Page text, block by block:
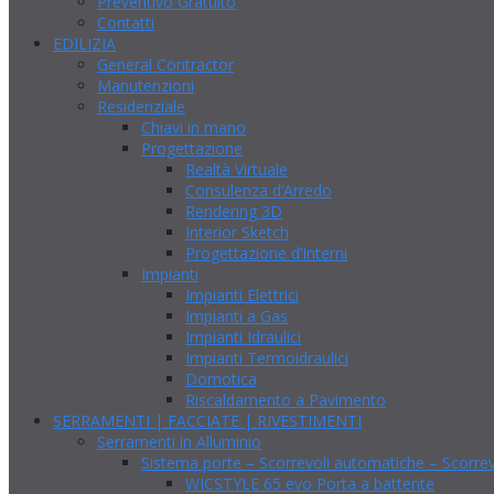
Contatti
EDILIZIA
General Contractor
Manutenzioni
Residenziale
Chiavi in mano
Progettazione
Realtà Virtuale
Consulenza d’Arredo
Rendering 3D
Interior Sketch
Progettazione d’Interni
Impianti
Impianti Elettrici
Impianti a Gas
Impianti Idraulici
Impianti Termoidraulici
Domotica
Riscaldamento a Pavimento
SERRAMENTI | FACCIATE | RIVESTIMENTI
Serramenti in Alluminio
Sistema porte – Scorrevoli automatiche –
WICSTYLE 65 evo Porta a battente